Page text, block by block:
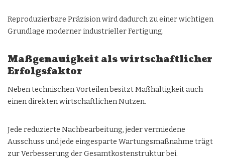
Reproduzierbare Präzision wird dadurch zu einer wichtigen
Grundlage moderner industrieller Fertigung.
Maßgenauigkeit als wirtschaftlicher
Erfolgsfaktor
Neben technischen Vorteilen besitzt Maßhaltigkeit auch
einen direkten wirtschaftlichen Nutzen.
Jede reduzierte Nachbearbeitung, jeder vermiedene
Ausschuss und jede eingesparte Wartungsmaßnahme trägt
zur Verbesserung der Gesamtkostenstruktur bei.